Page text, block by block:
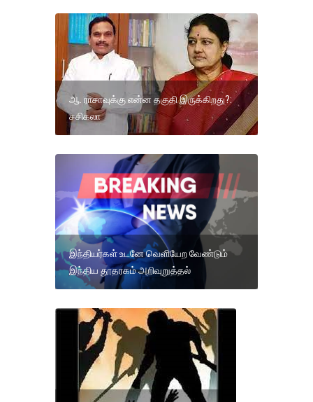
ஆ. ராசாவுக்கு என்ன தகுதி இருக்கிறது?:
சசிகலா
இந்தியர்கள் உடனே வெளியேற வேண்டும்
இந்திய தூதரகம் அறிவுறுத்தல்